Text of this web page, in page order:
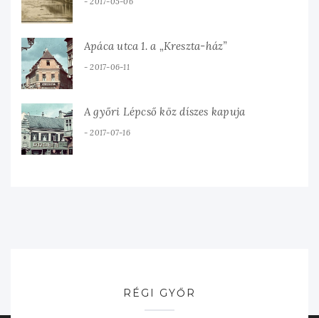
Apáca utca 1. a „Kreszta-ház”
2017-06-11
A győri Lépcső köz díszes kapuja
2017-07-16
RÉGI GYŐR